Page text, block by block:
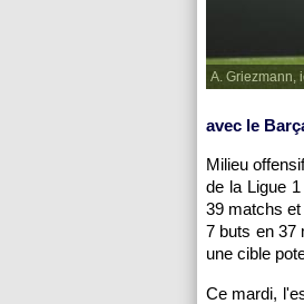
A. Griezmann,
avec le
Milieu
de la Ligue
39 matchs
7 buts en 37
une cible
Ce mardi,